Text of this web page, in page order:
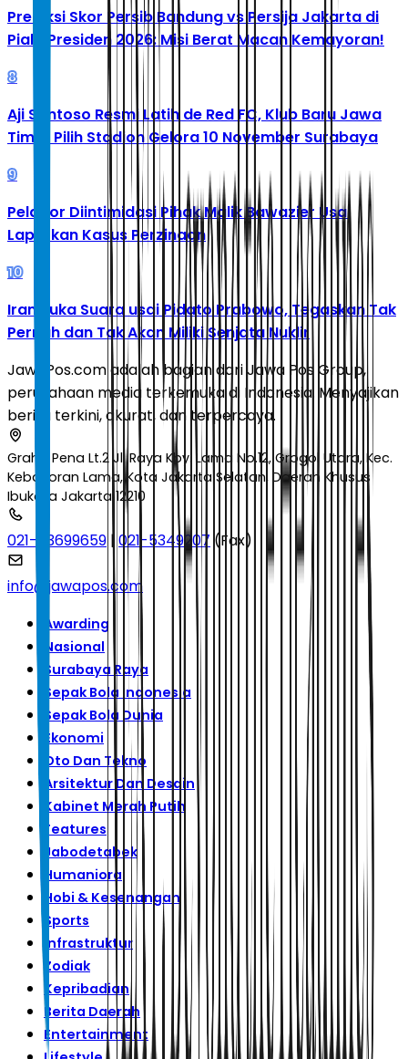
Prediksi Skor Persib Bandung vs Persija Jakarta di
Piala Presiden 2026: Misi Berat Macan Kemayoran!
8
Aji Santoso Resmi Latih de Red FC, Klub Baru Jawa
Timur Pilih Stadion Gelora 10 November Surabaya
9
Pelapor Diintimidasi Pihak Malik Bawazier Usai
Laporkan Kasus Perzinaan
10
Iran Buka Suara usai Pidato Prabowo, Tegaskan Tak
Pernah dan Tak Akan Miliki Senjata Nuklir
JawaPos.com adalah bagian dari Jawa Pos Group,
perusahaan media terkemuka di Indonesia. Menyajikan
berita terkini, akurat, dan terpercaya.
Graha Pena Lt.2 Jl. Raya Kby. Lama No.12, Grogol Utara, Kec.
Kebayoran Lama, Kota Jakarta Selatan, Daerah Khusus
Ibukota Jakarta 12210
021-53699659 | 021-5349207 (Fax)
info@jawapos.com
Awarding
Nasional
Surabaya Raya
Sepak Bola Indonesia
Sepak Bola Dunia
Ekonomi
Oto Dan Tekno
Arsitektur Dan Desain
Kabinet Merah Putih
Features
Jabodetabek
Humaniora
Hobi & Kesenangan
Sports
Infrastruktur
Zodiak
Kepribadian
Berita Daerah
Entertainment